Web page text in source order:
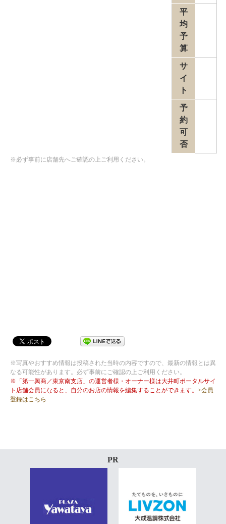
平
均
予
算
サ
イ
ト
予
約
可
否
※必ず事前に店舗先へご確認の上ご利用ください。
※写真やおすすめ情報は投稿された当時の内容ですので、最新の情報とは異
なる可能性があります。必ず事前にご確認の上ご利用ください。
※「第一興商／東京南支店」の運営者様・オーナー様は大井町ポータルサイ
ト店舗会員になると、自分のお店の情報を編集することができます。 >会員
登録はこちら
PR